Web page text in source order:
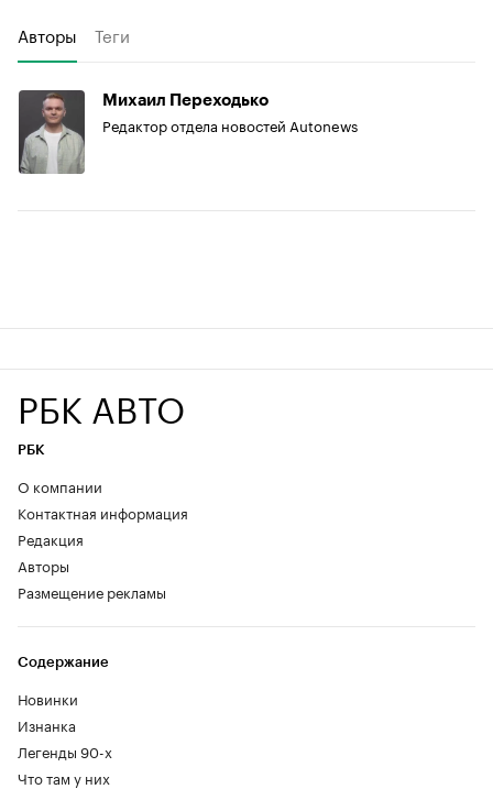
Авторы Теги
Михаил Переходько
Редактор отдела новостей Autonews
РБК АВТО
РБК
О компании
Контактная информация
Редакция
Авторы
Размещение рекламы
Содержание
Новинки
Изнанка
Легенды 90-х
Что там у них